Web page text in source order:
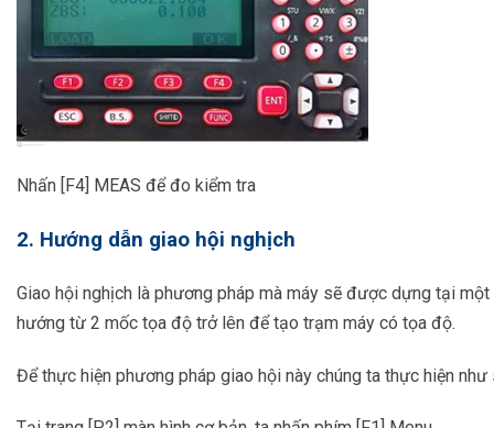
Nhấn [F4] MEAS để đo kiểm tra
2. Hướng dẫn giao hội nghịch
Giao hội nghịch là phương pháp mà máy sẽ được dựng tại
hướng từ 2 mốc tọa độ trở lên để tạo trạm máy có tọa độ.
Để thực hiện phương pháp giao hội này chúng ta thực hiện như